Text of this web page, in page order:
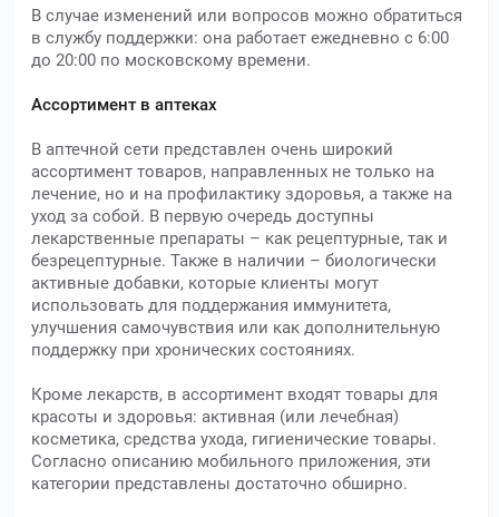
В случае изменений или вопросов можно обратиться
в службу поддержки: она работает ежедневно с 6:00
до 20:00 по московскому времени.
Ассортимент в аптеках
В аптечной сети представлен очень широкий
ассортимент товаров, направленных не только на
лечение, но и на профилактику здоровья, а также на
уход за собой. В первую очередь доступны
лекарственные препараты – как рецептурные, так и
безрецептурные. Также в наличии – биологически
активные добавки, которые клиенты могут
использовать для поддержания иммунитета,
улучшения самочувствия или как дополнительную
поддержку при хронических состояниях.
Кроме лекарств, в ассортимент входят товары для
красоты и здоровья: активная (или лечебная)
косметика, средства ухода, гигиенические товары.
Согласно описанию мобильного приложения, эти
категории представлены достаточно обширно.